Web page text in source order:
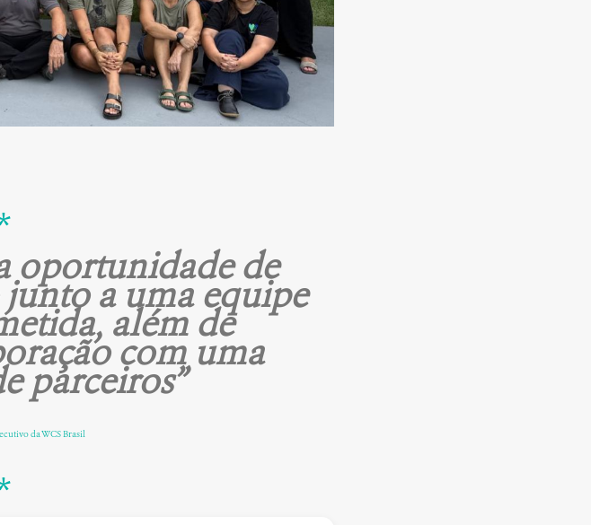
oportunidade de
a uma equipe
além de
com uma
parceiros”
da WCS Brasil